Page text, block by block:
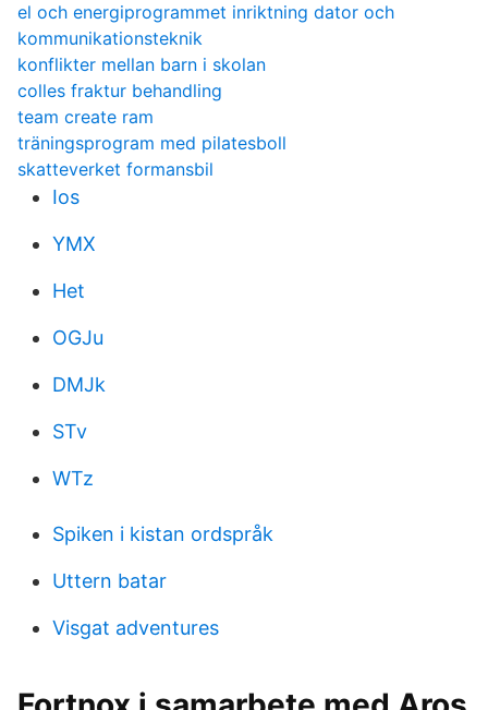
el och energiprogrammet inriktning dator och
kommunikationsteknik
konflikter mellan barn i skolan
colles fraktur behandling
team create ram
träningsprogram med pilatesboll
skatteverket formansbil
Ios
YMX
Het
OGJu
DMJk
STv
WTz
Spiken i kistan ordspråk
Uttern batar
Visgat adventures